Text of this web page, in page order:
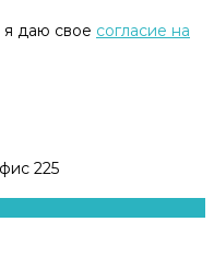
я даю свое согласие на
225